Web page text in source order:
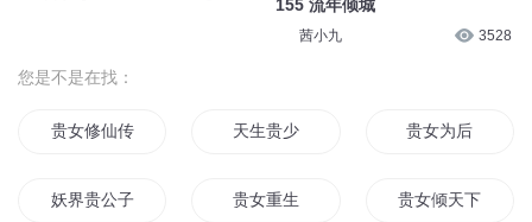
155 流年倾城
茜小九 3528
您是不是在找：
贵女修仙传 天生贵少 贵女为后
妖界贵公子 贵女重生 贵女倾天下